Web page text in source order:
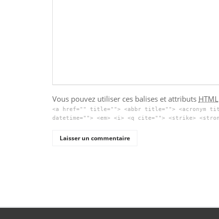
Vous pouvez utiliser ces balises et attributs HTML
<a href="" title=""> <abbr title=""> <acronym
datetime=""> <em> <i> <q cite=""> <strike>